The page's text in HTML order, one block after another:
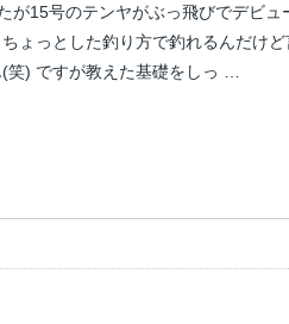
が15号のテンヤがぶっ飛びでデビュ
ょっとした釣り方で釣れるんだけ
) ですが教えた基礎をしっ …